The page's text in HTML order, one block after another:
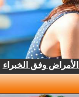
وفق الخبراء